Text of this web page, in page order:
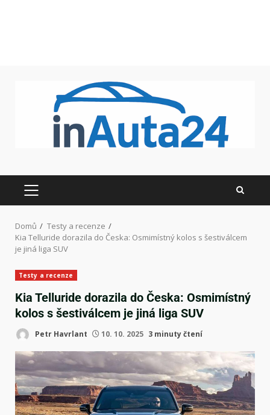
Domů
Testy a recenze
Kia Telluride dorazila do Česka: Osmimístný kolos s šestiválcem
je jiná liga SUV
Testy a recenze
Kia Telluride dorazila do Česka: Osmimístný
kolos s šestiválcem je jiná liga SUV
Petr Havrlant 10. 10. 2025 3 minuty čtení